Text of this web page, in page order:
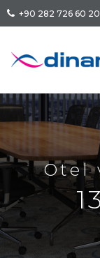
+90 282 726 60 20
Otel